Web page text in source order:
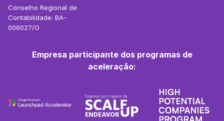
Conselho Regional de
Contabilidade: BA-
006027/O
Empresa participante dos programas de
aceleração: